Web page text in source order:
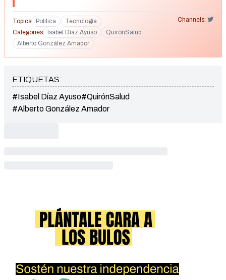
Topics Política Tecnología
Channels:
Categories
Isabel Díaz Ayuso
QuirónSalud
Alberto González Amador
ETIQUETAS:
#Isabel Díaz Ayuso#QuirónSalud
#Alberto González Amador